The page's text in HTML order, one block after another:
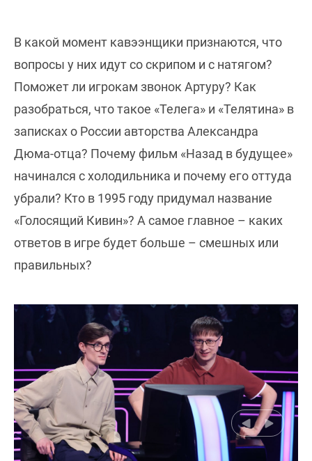
В какой момент кавээнщики признаются, что
вопросы у них идут со скрипом и с натягом?
Поможет ли игрокам звонок Артуру? Как
разобраться, что такое «Телега» и «Телятина» в
записках о России авторства Александра
Дюма-отца? Почему фильм «Назад в будущее»
начинался с холодильника и почему его оттуда
убрали? Кто в 1995 году придумал название
«Голосящий Кивин»? А самое главное – каких
ответов в игре будет больше – смешных или
правильных?